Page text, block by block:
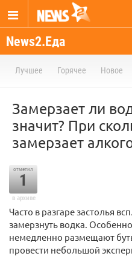
News2.Еда
Лучшее Горячее Новое
Замерзает ли
значит? При
замерзает
отметил
1
в архиве
Часто в разгаре застолья
замерзнуть водка.
немедленно размещают
провести небольшой